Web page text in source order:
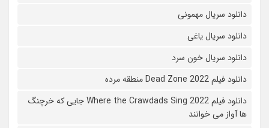
دانلود سریال مهمونی
دانلود سریال یاغی
دانلود سریال خون سرد
دانلود فیلم 2022 Dead Zone منطقه مرده
دانلود فیلم Where the Crawdads Sing 2022 جایی که خرچنگ
ها آواز می خوانند